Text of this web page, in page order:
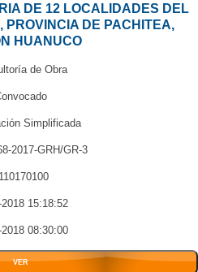
DE 12 LOCALIDADES DEL
PROVINCIA DE PACHITEA,
HUANUCO
de Obra
Simplificada
2017-GRH/GR-3
2018 15:18:52
2018 08:30:00
VER